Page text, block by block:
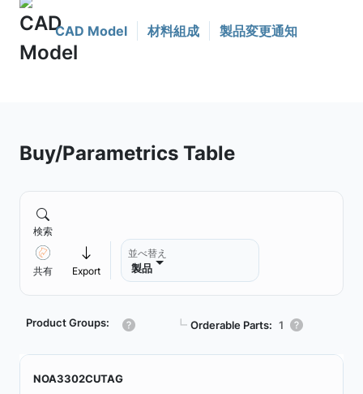
CAD Model 材料組成 製品変更通知
Buy/Parametrics Table
検索
共有 Export
並べ替え
製品
Product Groups: ┗ Orderable Parts: 1
NOA3302CUTAG